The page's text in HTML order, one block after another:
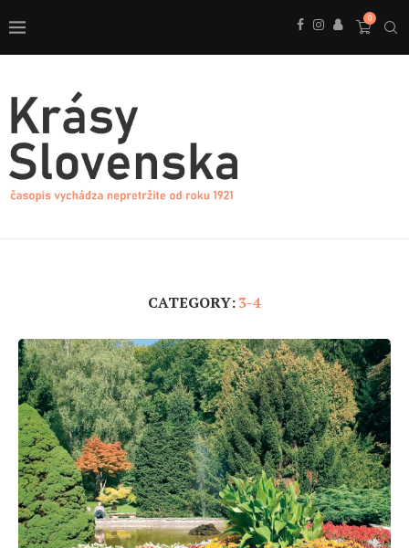
0
CATEGORY:3-4